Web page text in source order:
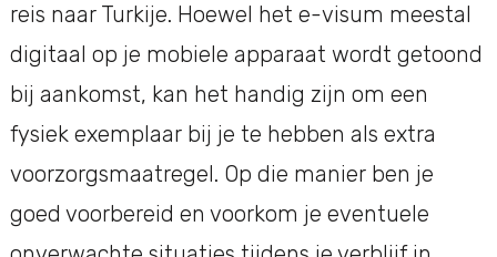
reis naar Turkije. Hoewel het e-visum meestal
digitaal op je mobiele apparaat wordt getoond
bij aankomst, kan het handig zijn om een
fysiek exemplaar bij je te hebben als extra
voorzorgsmaatregel. Op die manier ben je
goed voorbereid en voorkom je eventuele